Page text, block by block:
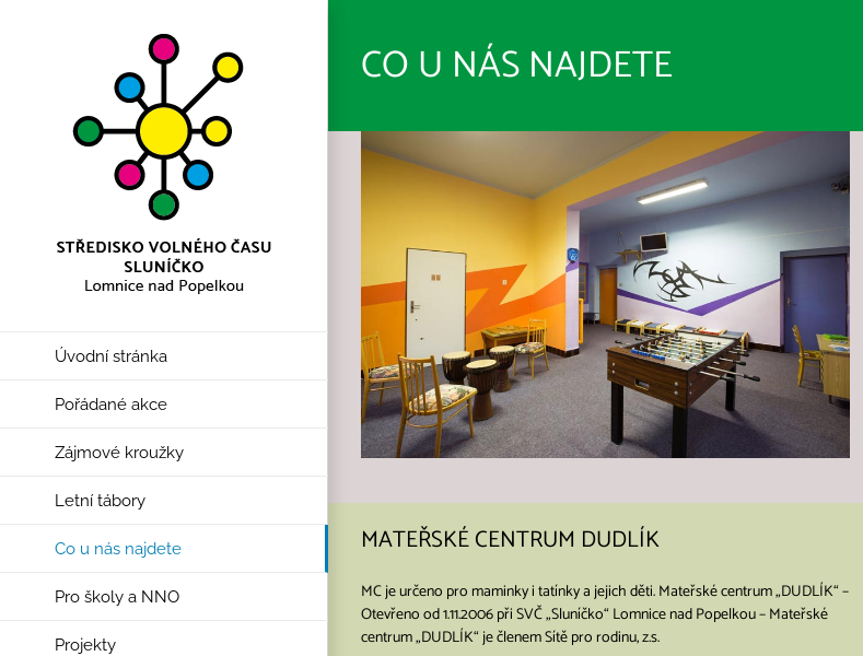
Úvodní stránka
Pořádané akce
Zájmové kroužky
Letní tábory
Co u nás najdete
Pro školy a NNO
Projekty
CO U NÁS NAJDETE
MATEŘSKÉ CENTRUM DUDLÍK
MC je určeno pro maminky i tatínky a jejich děti. Mateřské centrum „DUDLÍK“ –
Otevřeno od 1.11.2006 při SVČ „Sluníčko“ Lomnice nad Popelkou – Mateřské
centrum „DUDLÍK“ je členem Sítě pro rodinu, z.s.